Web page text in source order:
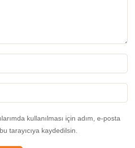
kullanılması için adım, e-posta
tarayıcıya kaydedilsin.